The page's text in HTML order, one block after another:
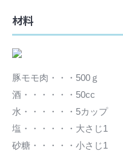
材料
豚モモ肉・・・500ｇ
酒・・・・・・50cc
水・・・・・・5カップ
塩・・・・・・大さじ1
砂糖・・・・・小さじ1